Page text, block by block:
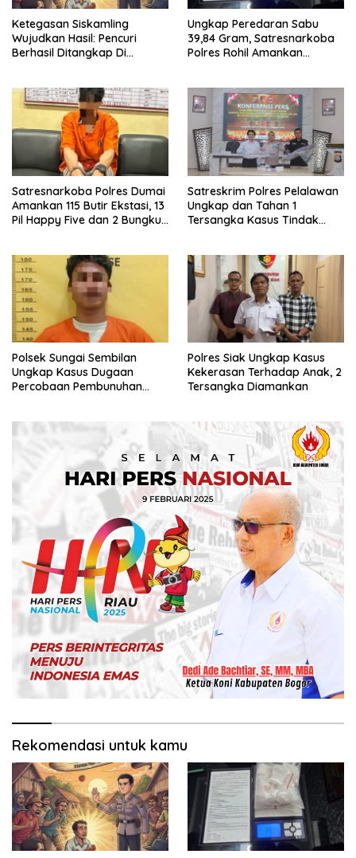
Ketegasan Siskamling
Wujudkan Hasil: Pencuri
Berhasil Ditangkap Di
Ungkap Peredaran Sabu
39,84 Gram, Satresnarkoba
Polres Rohil Amankan
Satresnarkoba Polres Dumai
Amankan 115 Butir Ekstasi, 13
Pil Happy Five dan 2 Bungkus
Satreskrim Polres Pelalawan
Ungkap dan Tahan 1
Tersangka Kasus Tindak
Polsek Sungai Sembilan
Ungkap Kasus Dugaan
Percobaan Pembunuhan
Polres Siak Ungkap Kasus
Kekerasan Terhadap Anak, 2
Tersangka Diamankan
Rekomendasi untuk kamu